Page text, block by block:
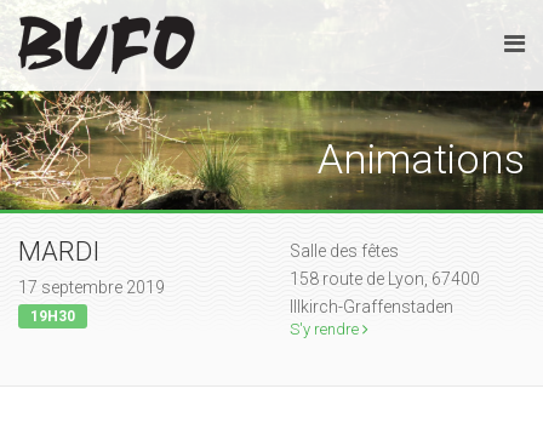
Animations
MARDI
17 septembre 2019
19H30
Salle des fêtes
158 route de Lyon, 67400
Illkirch-Graffenstaden
S'y rendre